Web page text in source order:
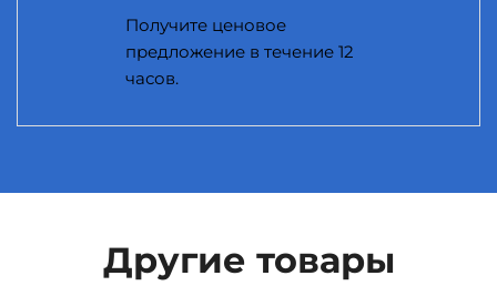
Получите ценовое
предложение в течение 12
часов.
Другие товары